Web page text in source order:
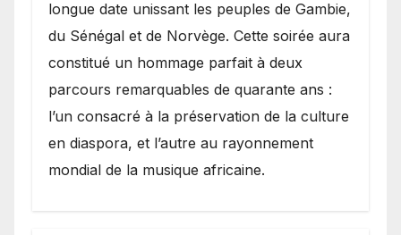
longue date unissant les peuples de Gambie,
du Sénégal et de Norvège. Cette soirée aura
constitué un hommage parfait à deux
parcours remarquables de quarante ans :
l’un consacré à la préservation de la culture
en diaspora, et l’autre au rayonnement
mondial de la musique africaine.